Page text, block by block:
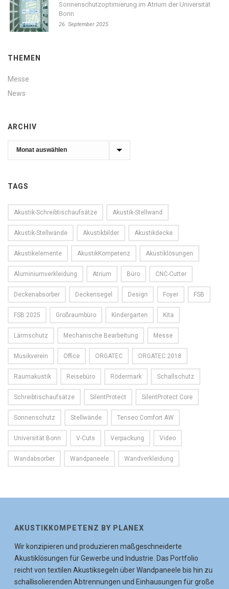
Sonnenschutzoptimierung im Atrium der Universität
Bonn
26. September 2025
THEMEN
Messe
News
ARCHIV
TAGS
Akustik-Schreibtischaufsätze Akustik-Stellwand
Akustik-Stellwände Akustikbilder Akustikdecke
Akustikelemente AkustikKompetenz Akustiklösungen
Aluminiumverkleidung Atrium Büro CNC-Cutter
Deckenabsorber Deckensegel Design Foyer FSB
FSB 2025 Großraumbüro Kindergarten Kita
Lärmschutz Mechanische Bearbeitung Messe
Musikverein Office ORGATEC ORGATEC 2018
Raumakustik Reisebüro Rödermark Schallschutz
Schreibtischaufsätze SilentProtect SilentProtect Core
Sonnenschutz Stellwände Tenseo Comfort AW
Universität Bonn V-Cuts Verpackung Video
Wandabsorber Wandpaneele Wandverkleidung
AKUSTIKKOMPETENZ BY PLANEX
Wir konzipieren und produzieren maßgeschneiderte
Akustiklösungen für Gewerbe und Industrie. Das Portfolio
reicht von textilen Akustiksegeln über Wandpaneele bis hin zu
schallisolierenden Abtrennungen und Einhausungen für große